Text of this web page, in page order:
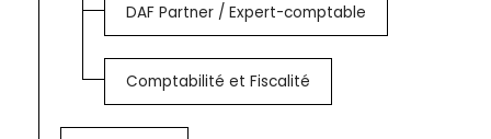
DAF Partner / Expert-comptable
Comptabilité et Fiscalité